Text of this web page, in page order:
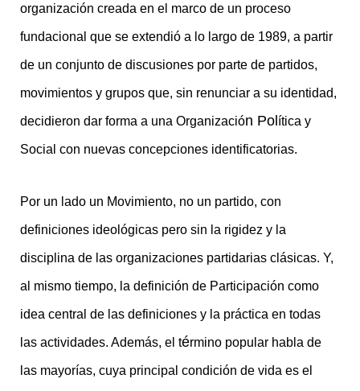
organización creada en el marco de un proceso
fundacional que se extendió a lo largo de 1989, a partir
de un conjunto de discusiones por parte de partidos,
movimientos y grupos que, sin renunciar a su identidad,
decidieron dar forma a una Organización Pol ítica y
Social con nuevas concepciones identificatorias.
Por un lado un Movimiento, no un partido, con
definiciones ideológicas pero sin la rigidez y la
disciplina de las organizaciones partidarias clásicas. Y,
al mismo tiempo, la definición de Participación como
idea central de las definiciones y la práctica en todas
las actividades. Además, el término popular habla de
las mayorías, cuya principal condición de vida es el